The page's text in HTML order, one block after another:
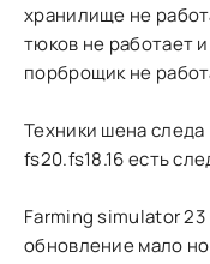
хранилище не
тюков не работает
порброщик не
Техники шена
fs20.fs18.16 есть
Farming simulator 23
обновление мало